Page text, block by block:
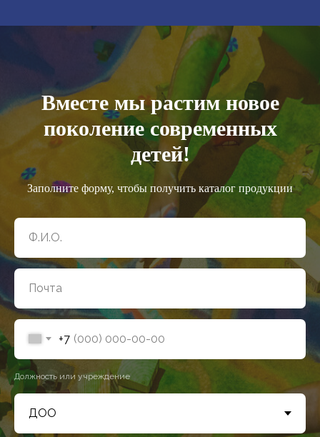
Вместе мы растим новое
поколение современных
детей!
Заполните форму, чтобы получить каталог продукции
+7
Должность или учреждение